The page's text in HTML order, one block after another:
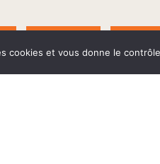
cookies et vous donne le